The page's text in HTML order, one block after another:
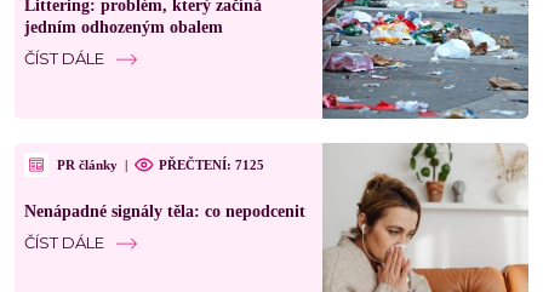
Littering: problém, který začíná
jedním odhozeným obalem
ČÍST DÁLE
PR články | PŘEČTENÍ: 7125
Nenápadné signály těla: co nepodcenit
ČÍST DÁLE